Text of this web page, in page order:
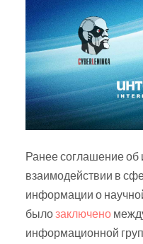
Ранее соглашение
взаимодействии в
информации о
былозаключено
информационной